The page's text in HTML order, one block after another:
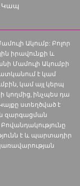
Կապ
Ակումբ: Բոլոր
իրավունքի և
Մամուլի Ակումբի
է կամ
կամ այլ կերպ
կողմից, ինչպես դա
Կայքը ստեղծված է
զարգացման
է և պարտադիր